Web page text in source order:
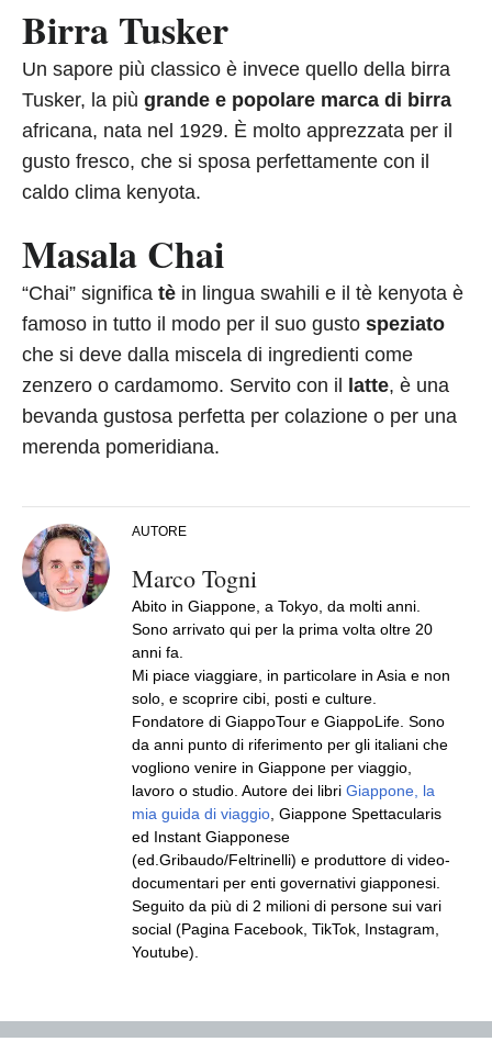
Birra Tusker
Un sapore più classico è invece quello della birra
Tusker, la più grande e popolare marca di birra
africana, nata nel 1929. È molto apprezzata per il
gusto fresco, che si sposa perfettamente con il
caldo clima kenyota.
Masala Chai
“Chai” significa tè in lingua swahili e il tè kenyota è
famoso in tutto il modo per il suo gusto speziato
che si deve dalla miscela di ingredienti come
zenzero o cardamomo. Servito con il latte, è una
bevanda gustosa perfetta per colazione o per una
merenda pomeridiana.
AUTORE
Marco Togni
Abito in Giappone, a Tokyo, da molti anni.
Sono arrivato qui per la prima volta oltre 20
anni fa.
Mi piace viaggiare, in particolare in Asia e non
solo, e scoprire cibi, posti e culture.
Fondatore di GiappoTour e GiappoLife. Sono
da anni punto di riferimento per gli italiani che
vogliono venire in Giappone per viaggio,
lavoro o studio. Autore dei libri Giappone, la
mia guida di viaggio , Giappone Spettacularis
ed Instant Giapponese
(ed.Gribaudo/Feltrinelli) e produttore di video-
documentari per enti governativi giapponesi.
Seguito da più di 2 milioni di persone sui vari
social (Pagina Facebook, TikTok, Instagram,
Youtube).